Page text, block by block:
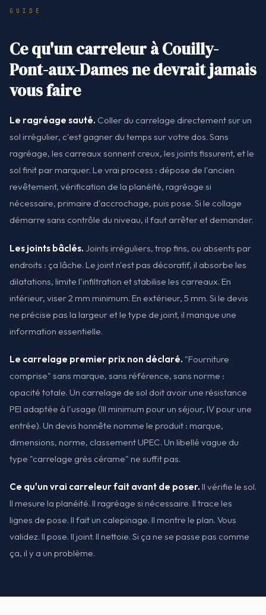
GUIDE
Ce qu'un carreleur à Couilly-
Pont-aux-Dames ne devrait jamais
vous faire
Le ragréage sauté. Coller du carrelage directement sur un
sol irrégulier, c'est gagner du temps sur votre dos. Sans
ragréage, les carreaux sonnent creux, les joints fissurent, et le
sol finit par marquer. Le vrai process : dépose de l'ancien
revêtement, vérification de la planéité, ragréage si
nécessaire, primaire d'accrochage, puis pose. Si le collage
démarre sans contrôle du niveau, il faut arrêter et demander.
Les joints bâclés. Joints irréguliers, trop fins, ou absents par
endroits : ça lâche. Le joint n'est pas décoratif, il absorbe les
dilatations, limite l'infiltration et stabilise les carreaux. En
intérieur, viser 2 mm minimum. En extérieur, 5 mm. Si le devis
ne précise pas la largeur et le type de joint, il manque une
information essentielle.
Le carrelage premier prix non déclaré. "Fourniture
comprise" sans marque, sans référence, sans norme :
opacité totale. Un carrelage de sol doit avoir une résistance
PEI adaptée à l'usage (III minimum pour un séjour, IV pour une
entrée). Un devis honnête nomme le produit : marque,
dimensions, norme, classement UPEC. Un libellé vague du
type "carrelage grès cérame" ne suffit pas.
Ce qu'un vrai carreleur fait avant de poser. Il vérifie le sol.
Il mesure la planéité. Il ragréage si nécessaire. Il trace les
lignes de pose. Il fait un calepinage. Il montre le plan. Vous
validez. Il pose. Il joint. Il nettoie. Si ça ne se passe pas comme
ça, il y a un problème.